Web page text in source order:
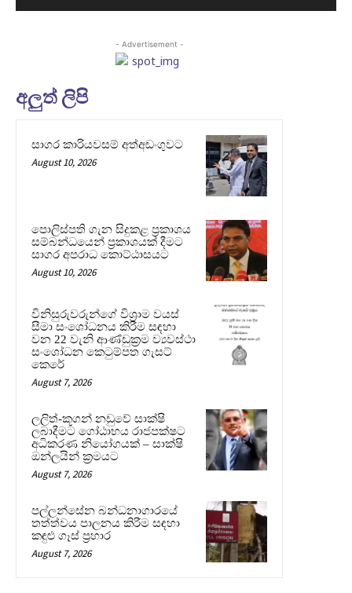
- Advertisement -
අලුත් ලිපි
සාගර කාරියවසම් අත්අඩංගුවට
August 10, 2026
පොලිස්පති ගැන සිදුකළ ප්‍රකාශය
සම්බන්ධයෙන් ප්‍රකාශයක් දීමට
සාගර අපරාධ කොට්ඨාසයට
August 10, 2026
විනිසුරුවරුන්ගේ විශ්‍රාම වයස්
සීමා සංශෝධනය කිරීම සඳහා
වන 22 වැනි ආණ්ඩුක්‍රම ව්‍යවස්ථා
සංශෝධන කෙටුම්පත ගැසට්
කෙරේ
August 7, 2026
ලලිත්-කූගන් නඩුවේ සාක්ෂි
ලබාදීමට ගෝඨාභය රාජපක්ෂට
අධිකරණ නියෝගයක් – සාක්ෂි
ඔන්ලයින් ක්‍රමයට
August 7, 2026
පල්ලන්සේන බන්ධනාගාරයේ
තත්ත්වය පාලනය කිරීම සඳහා
කඳුළු ගෑස් ප්‍රහාර
August 7, 2026